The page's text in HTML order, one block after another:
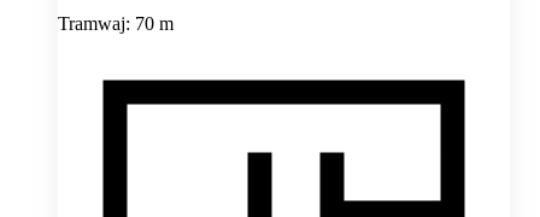
Tramwaj: 70 m